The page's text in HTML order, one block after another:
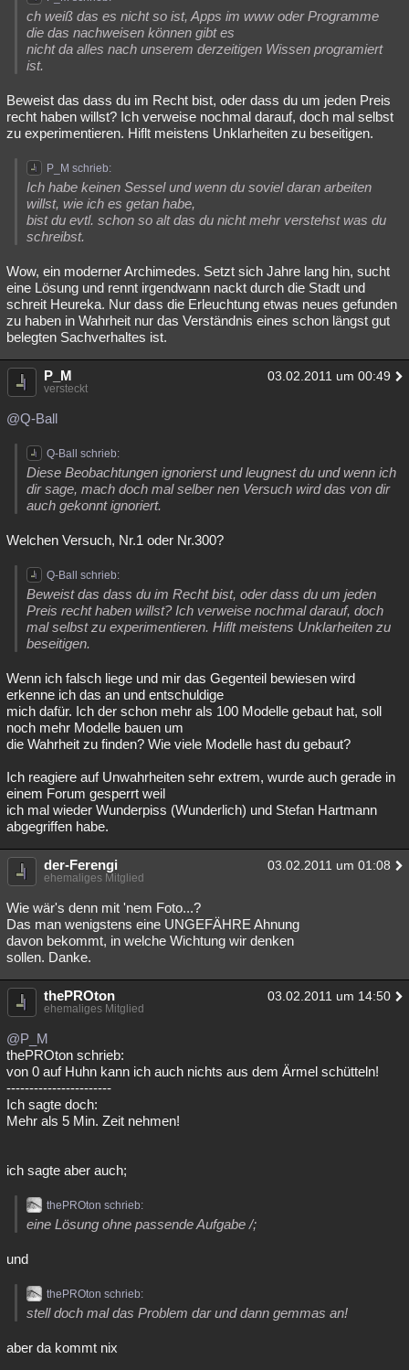
ch weiß das es nicht so ist, Apps im www oder Programme
die das nachweisen können gibt es
nicht da alles nach unserem derzeitigen Wissen programiert
ist.
Beweist das dass du im Recht bist, oder dass du um jeden Preis
recht haben willst? Ich verweise nochmal darauf, doch mal selbst
zu experimentieren. Hiflt meistens Unklarheiten zu beseitigen.
P_M schrieb:
Ich habe keinen Sessel und wenn du soviel daran arbeiten
willst, wie ich es getan habe,
bist du evtl. schon so alt das du nicht mehr verstehst was du
schreibst.
Wow, ein moderner Archimedes. Setzt sich Jahre lang hin, sucht
eine Lösung und rennt irgendwann nackt durch die Stadt und
schreit Heureka. Nur dass die Erleuchtung etwas neues gefunden
zu haben in Wahrheit nur das Verständnis eines schon längst gut
belegten Sachverhaltes ist.
P_M 03.02.2011 um 00:49
versteckt
@Q-Ball
Q-Ball schrieb:
Diese Beobachtungen ignorierst und leugnest du und wenn ich
dir sage, mach doch mal selber nen Versuch wird das von dir
auch gekonnt ignoriert.
Welchen Versuch, Nr.1 oder Nr.300?
Q-Ball schrieb:
Beweist das dass du im Recht bist, oder dass du um jeden
Preis recht haben willst? Ich verweise nochmal darauf, doch
mal selbst zu experimentieren. Hiflt meistens Unklarheiten zu
beseitigen.
Wenn ich falsch liege und mir das Gegenteil bewiesen wird
erkenne ich das an und entschuldige
mich dafür. Ich der schon mehr als 100 Modelle gebaut hat, soll
noch mehr Modelle bauen um
die Wahrheit zu finden? Wie viele Modelle hast du gebaut?
Ich reagiere auf Unwahrheiten sehr extrem, wurde auch gerade in
einem Forum gesperrt weil
ich mal wieder Wunderpiss (Wunderlich) und Stefan Hartmann
abgegriffen habe.
der-Ferengi 03.02.2011 um 01:08
ehemaliges Mitglied
Wie wär's denn mit 'nem Foto...?
Das man wenigstens eine UNGEFÄHRE Ahnung
davon bekommt, in welche Wichtung wir denken
sollen. Danke.
thePROton 03.02.2011 um 14:50
ehemaliges Mitglied
@P_M
thePROton schrieb:
von 0 auf Huhn kann ich auch nichts aus dem Ärmel schütteln!
-----------------------
Ich sagte doch:
Mehr als 5 Min. Zeit nehmen!
ich sagte aber auch;
thePROton schrieb:
eine Lösung ohne passende Aufgabe /;
und
thePROton schrieb:
stell doch mal das Problem dar und dann gemmas an!
aber da kommt nix